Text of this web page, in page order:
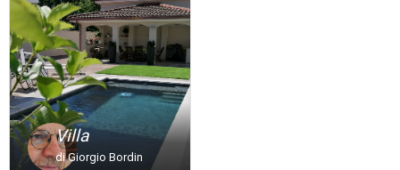
Villa
di Giorgio Bordin